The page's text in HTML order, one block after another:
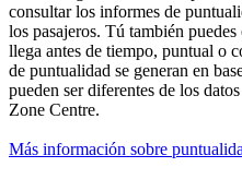
consultar los informes de
los pasajeros. Tú también
llega antes de tiempo, puntual o
de puntualidad se generan en
pueden ser diferentes de los
Zone Centre.
Más información sobre